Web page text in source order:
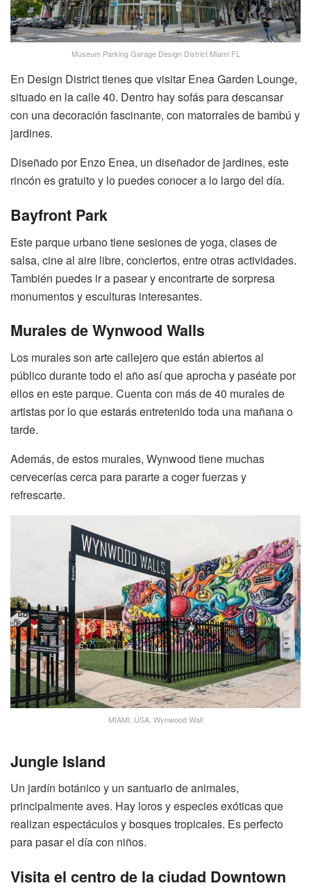
Museum Parking Garage Design District Miami FL
En Design District tienes que visitar Enea Garden Lounge,
situado en la calle 40. Dentro hay sofás para descansar
con una decoración fascinante, con matorrales de bambú y
jardines.
Diseñado por Enzo Enea, un diseñador de jardines, este
rincón es gratuito y lo puedes conocer a lo largo del día.
Bayfront Park
Este parque urbano tiene sesiones de yoga, clases de
salsa, cine al aire libre, conciertos, entre otras actividades.
También puedes ir a pasear y encontrarte de sorpresa
monumentos y esculturas interesantes.
Murales de Wynwood Walls
Los murales son arte callejero que están abiertos al
público durante todo el año así que aprocha y paséate por
ellos en este parque. Cuenta con más de 40 murales de
artistas por lo que estarás entretenido toda una mañana o
tarde.
Además, de estos murales, Wynwood tiene muchas
cervecerías cerca para pararte a coger fuerzas y
refrescarte.
MIAMI, USA. Wynwood Wall
Jungle Island
Un jardín botánico y un santuario de animales,
principalmente aves. Hay loros y especies exóticas que
realizan espectáculos y bosques tropicales. Es perfecto
para pasar el día con niños.
Visita el centro de la ciudad Downtown